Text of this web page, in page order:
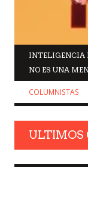
INTELIGENCIA
NO ES UNA
COLUMNISTAS
ULTIMOS